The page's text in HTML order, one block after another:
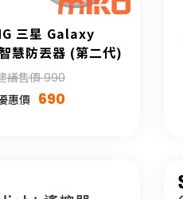
三星 Galaxy
慧防丟器 (第二代)
議售價 990
惠價
690